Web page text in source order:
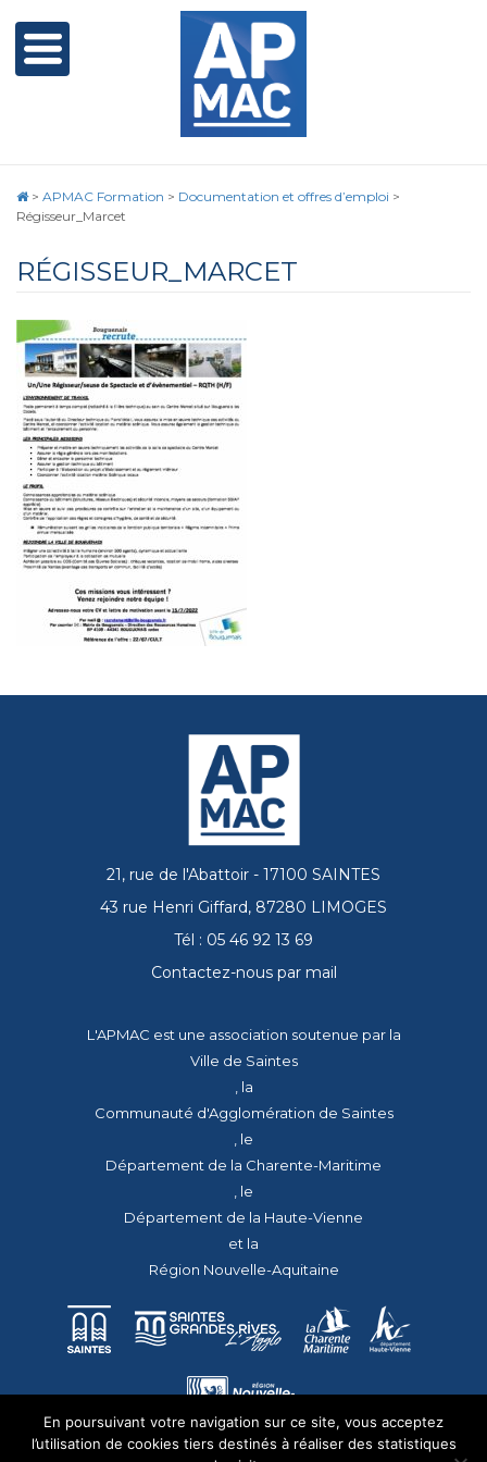
> APMAC Formation > Documentation et offres d’emploi >
Régisseur_Marcet
RÉGISSEUR_MARCET
21, rue de l'Abattoir - 17100 SAINTES
43 rue Henri Giffard, 87280 LIMOGES
Tél : 05 46 92 13 69
Contactez-nous par mail
L'APMAC est une association soutenue par la
Ville de Saintes
, la
Communauté d'Agglomération de Saintes
, le
Département de la Charente-Maritime
, le
Département de la Haute-Vienne
et la
Région Nouvelle-Aquitaine
En poursuivant votre navigation sur ce site, vous acceptez
l’utilisation de cookies tiers destinés à réaliser des statistiques